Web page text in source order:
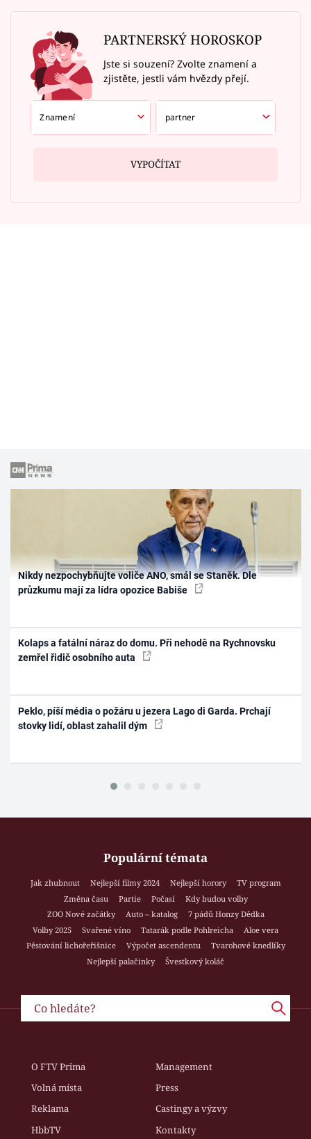
PARTNERSKÝ HOROSKOP
Jste si souzení? Zvolte znamení a
zjistěte, jestli vám hvězdy přejí.
VYPOČÍTAT
Nikdy nezpochybňujte voliče ANO, smál se Staněk. Dle
průzkumu mají za lídra opozice Babiše
Kolaps a fatální náraz do domu. Při nehodě na Rychnovsku
zemřel řidič osobního auta
Peklo, píší média o požáru u jezera Lago di Garda. Prchají
stovky lidí, oblast zahalil dým
Populární témata
Jak zhubnout Nejlepší filmy 2024 Nejlepší horory
TV program
Změna času
Partie Počasí
Kdy budou volby
ZOO Nové začátky
Auto – katalog
7 pádů Honzy Dědka
Volby 2025
Svařené víno Tatarák podle Pohlreicha
Aloe vera
Pěstování lichořeřišnice
Výpočet ascendentu
Tvarohové knedlíky
Nejlepší palačinky
Švestkový koláč
O FTV Prima
Management
Volná místa
Press
Reklama
Castingy a výzvy
HbbTV
Kontakty